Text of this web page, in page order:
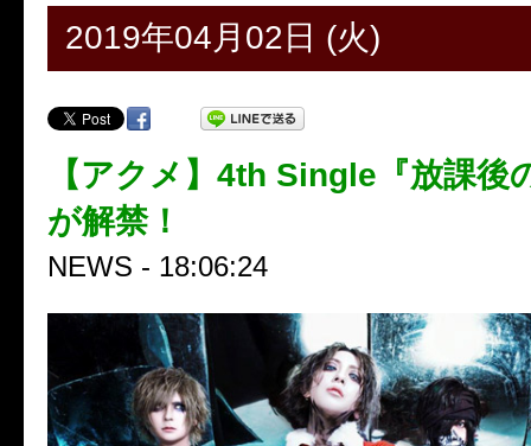
2019年04月02日 (火)
【アクメ】4th Single『放課後
が解禁！
NEWS - 18:06:24